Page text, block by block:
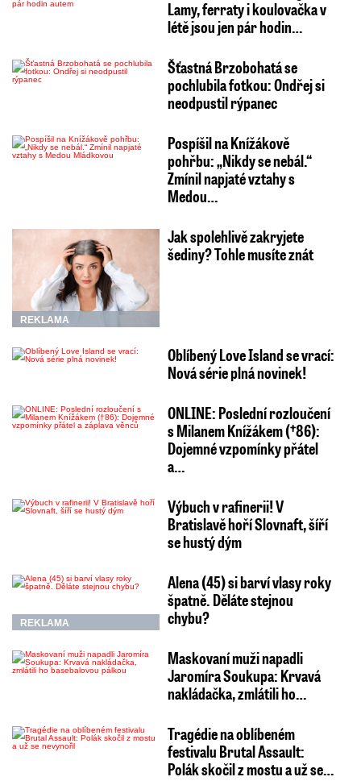
Lamy, ferraty i koulovačka v
létě jsou jen pár hodin…
Šťastná Brzobohatá se
pochlubila fotkou: Ondřej si
neodpustil rýpanec
Pospíšil na Knížákově
pohřbu: „Nikdy se nebál.“
Zmínil napjaté vztahy s
Medou…
REKLAMA
Jak spolehlivě zakryjete
šediny? Tohle musíte znát
Oblíbený Love Island se vrací:
Nová série plná novinek!
ONLINE: Poslední rozloučení
s Milanem Knížákem (†86):
Dojemné vzpomínky přátel
a…
Výbuch v rafinerii! V
Bratislavě hoří Slovnaft, šíří
se hustý dým
REKLAMA
Alena (45) si barví vlasy roky
špatně. Děláte stejnou
chybu?
Maskovaní muži napadli
Jaromíra Soukupa: Krvavá
nakládačka, zmlátili ho…
Tragédie na oblíbeném
festivalu Brutal Assault:
Polák skočil z mostu a už se…